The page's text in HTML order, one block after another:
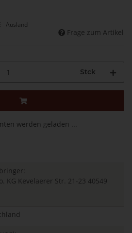
- Ausland
Frage zum Artikel
Stck
werden geladen ...
KG Kevelaerer Str. 21-23 40549